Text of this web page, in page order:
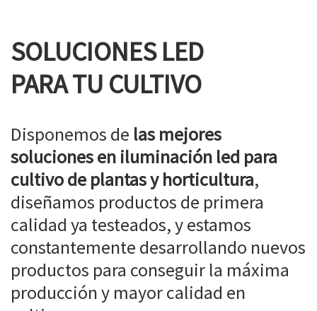
SOLUCIONES LED
PARA TU CULTIVO
Disponemos de las mejores
soluciones en iluminación led para
cultivo de plantas y horticultura,
diseñamos productos de primera
calidad ya testeados, y estamos
constantemente desarrollando nuevos
productos para conseguir la máxima
producción y mayor calidad en